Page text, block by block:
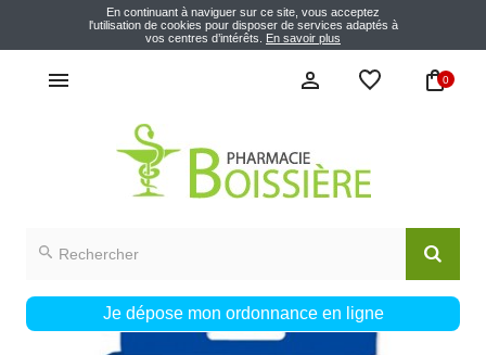
En continuant à naviguer sur ce site, vous acceptez
l'utilisation de cookies pour disposer de services adaptés à
vos centres d’intérêts. En savoir plus
0
Je dépose mon ordonnance en ligne